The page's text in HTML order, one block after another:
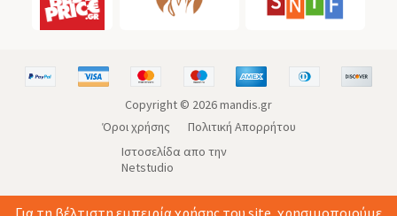
Copyright © 2026mandis.gr
Όροι χρήσης
Πολιτική Απορρήτου
Ιστοσελίδα απο την
Netstudio
Για τη βέλτιστη εμπειρία χρήσης του site, χρησιμοποιούμε